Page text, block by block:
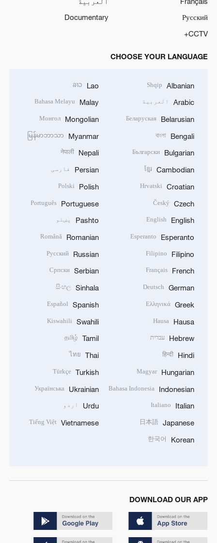
Русский
Documentary
CCTV+
CHOOSE YOUR LANGUAGE
Albanian
Shqip
Arabic العربية
Belarusian
Беларуская
Bengali
বাংলা
Bulgarian
Български
Cambodian
ខ្មែរ
Croatian
Hrvatski
Czech
Český
English
English
Esperanto
Esperanto
Filipino
Filipino
French
Français
German
Deutsch
Greek
Ελληνικά
Hausa
Hausa
Hebrew עברית
Hindi
हिन्दी
Hungarian
Magyar
Indonesian
Bahasa Indonesia
Italian
Italiano
Japanese
日本語
Korean
한국어
Lao
ລາວ
Malay
Bahasa Melayu
Mongolian
Монгол
Myanmar
မြန်မာဘာသာ
Nepali
नेपाली
Persian فارسی
Polish
Polski
Portuguese
Português
Pashto پښتو
Romanian
Română
Russian
Русский
Serbian
Српски
Sinhala
සිංහල
Spanish
Español
Swahili
Kiswahili
Tamil
தமிழ்
Thai
ไทย
Turkish
Türkçe
Ukrainian
Українська
Urdu اردو
Vietnamese
Tiếng Việt
DOWNLOAD OUR APP